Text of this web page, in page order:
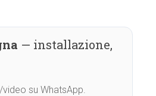
— installazione,
su WhatsApp.